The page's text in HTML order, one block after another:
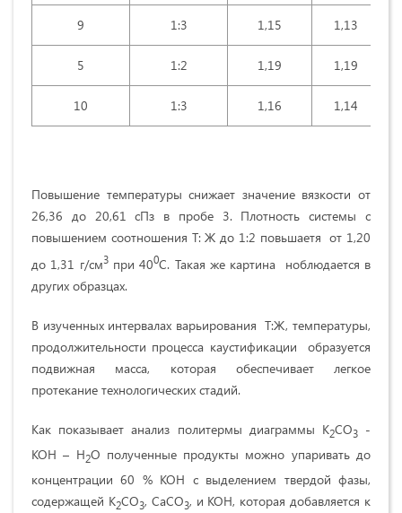
9 1:3 1,15 1,13
5 1:2 1,19 1,19
10 1:3 1,16 1,14
Повышение температуры снижает значение вязкости от
26,36 до 20,61 сПз в пробе 3. Плотность системы с
повышением соотношения Т: Ж до 1:2 повьшаетя от 1,20
до 1,31 г/см3при 400С. Такая же картина ноблюдается в
других образцах.
В изученных интервалах варьирования Т:Ж, температуры,
продолжительности процесса каустификации образуется
подвижная масса, которая обеспечивает легкое
протекание технологических стадий.
Как показывает анализ политермы диаграммы K2CO3-
KOH – H2O полученные продукты можно упаривать до
концентрации 60 % KOH с выделением твердой фазы,
содержащей K2CO3, СаСО3, и KOH, которая добавляется к